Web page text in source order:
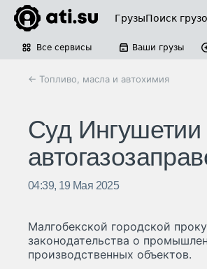
ГрузыПоиск
Все сервисы Ваши грузы
← Топливо, масла и автохимия
Суд Ингушетии
04:39, 19 Мая 2025
Малгобекской городской
законодательства о
производственных объектов.